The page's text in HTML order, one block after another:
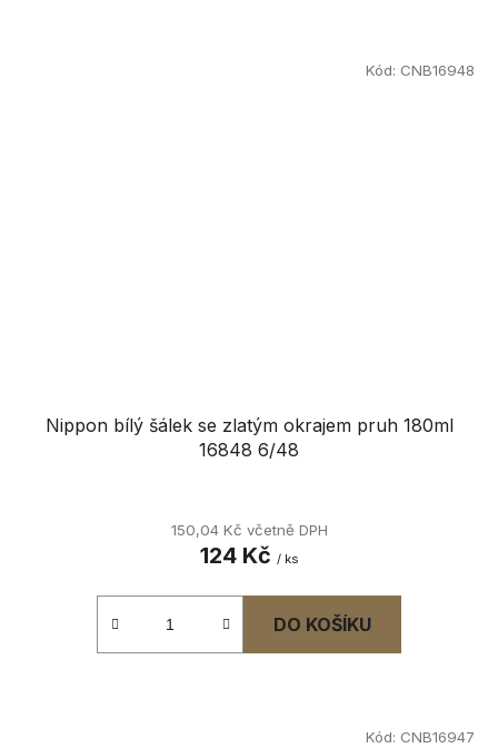
Nippon bílý šálek se zlatým okrajem pruh 180ml
16848 6/48
150,04 Kč včetně DPH
124 Kč / ks
DO KOŠÍKU
Kód: CNB16948
Kód: CNB16947